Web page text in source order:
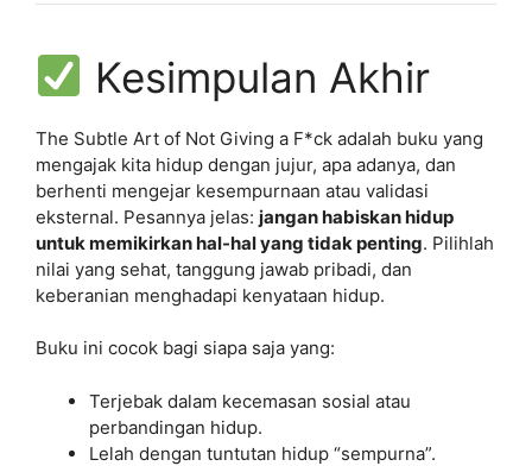
Kesimpulan Akhir
The Subtle Art of Not Giving a F*ck adalah buku yang
mengajak kita hidup dengan jujur, apa adanya, dan
berhenti mengejar kesempurnaan atau validasi
eksternal. Pesannya jelas: jangan habiskan hidup
untuk memikirkan hal-hal yang tidak penting. Pilihlah
nilai yang sehat, tanggung jawab pribadi, dan
keberanian menghadapi kenyataan hidup.
Buku ini cocok bagi siapa saja yang:
Terjebak dalam kecemasan sosial atau
perbandingan hidup.
Lelah dengan tuntutan hidup “sempurna”.